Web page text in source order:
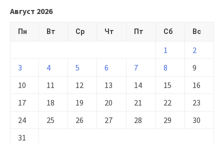
Август 2026
Пн Вт Ср Чт Пт Сб Вс
1
2
3
4 5 6 7 8
9
10
11 12 13 14 15
16
17
18 19 20 21 22
23
24
25 26 27 28 29
30
31